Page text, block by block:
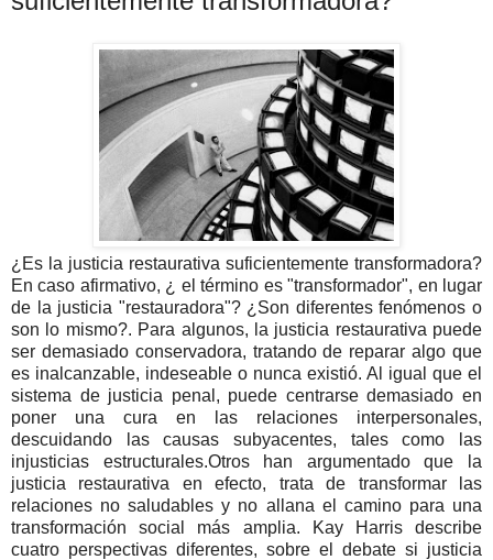
¿Es la justicia restaurativa suficientemente transformadora?
En caso afirmativo, ¿ el término es "transformador", en lugar
de la justicia "restauradora"? ¿Son diferentes fenómenos o
son lo mismo?. Para algunos, la justicia restaurativa puede
ser demasiado conservadora, tratando de reparar algo que
es inalcanzable, indeseable o nunca existió. Al igual que el
sistema de justicia penal, puede centrarse demasiado en
poner una cura en las relaciones interpersonales,
descuidando las causas subyacentes, tales como las
injusticias estructurales.Otros han argumentado que la
justicia restaurativa en efecto, trata de transformar las
relaciones no saludables y no allana el camino para una
transformación social más amplia. Kay Harris describe
cuatro perspectivas diferentes, sobre el debate si justicia